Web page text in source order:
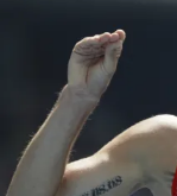
DALŠÍ SPORTY
Americký fotbal
Atletika
NEPŘEHLÉDNĚTE
Soutěže